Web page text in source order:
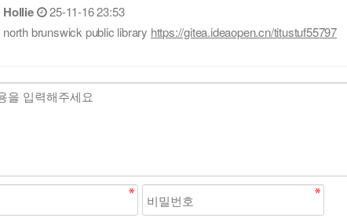
Hollie
25-11-16 23:53
north brunswick public library https://gitea.ideaopen.cn/titustuf55797